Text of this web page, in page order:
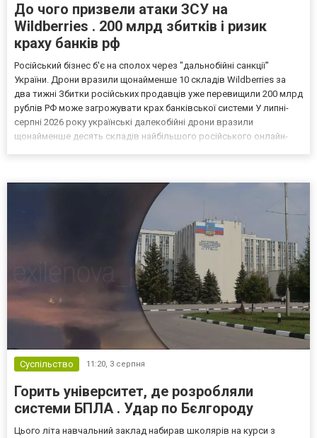
До чого призвели атаки ЗСУ на
Wildberries . 200 млрд збитків і ризик
краху банків рф
Російський бізнес б'є на сполох через "дальнобійні санкції"
України. Дрони вразили щонайменше 10 складів Wildberries за
два тижні Збитки російських продавців уже перевищили 200 млрд
рублів РФ може загрожувати крах банківської системи У липні-
серпні 2026 року українські далекобійні дрони вразили
щонайменше десять складів найбільшого російського онлайн-
Суспільство 11:20, 3 серпня
Горить університет, де розробляли
системи БПЛА . Удар по Бєлгороду
Цього літа навчальний заклад набирав школярів на курси з